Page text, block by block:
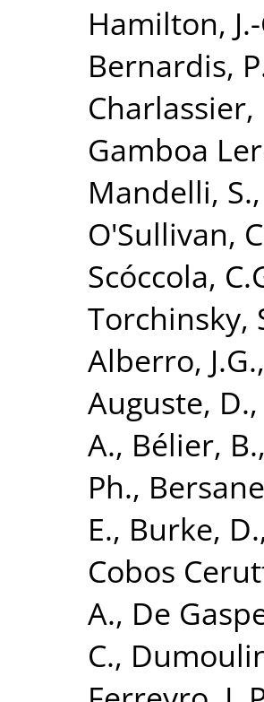
Hamilton,
Bernardis,
Charlassier,
Gamboa
Mandelli, S.,
O'Sullivan,
Scóccola,
Torchinsky,
Alberro, J.G.,
Auguste, D.,
A., Bélier, B.,
Ph.,
E., Burke, D.
Cobos
A., De
C.,